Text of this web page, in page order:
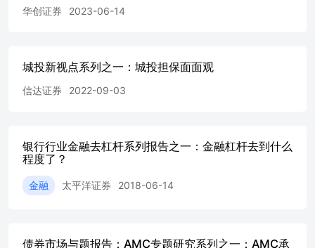
（9.6%，未考虑单家保险公司持股5%以上的股东），且基于
股比例分别达到23.5%、19.1%及14.9%，且在其AH股的流通
资权益投资占比的提升为银行板块带来潜在增量资金。截至
求，预计未来险资对银行板块的投资力度将进一步加强。长
场也将持续优化银行股权结构，并为银行板块带来长期的配
注：此处未考虑单家保险公司持股5%以上的股东 3.基金：持
较低水平。若后续市场风格切换至均衡状态，银行板块作为
华创证券 2023-06-14
城投新视点系列之一：城投担保面面观
信达证券 2022-09-03
银行行业金融去杠杆系列报告之一：金融杠杆去到什么
程度了？
金融 太平洋证券 2018-06-14
债券市场与题报告：AMC专题研究系列之一：AMC承